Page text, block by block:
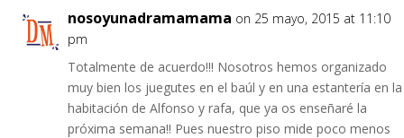
nosoyunadramamama on 25 mayo, 2015 at 11:10
pm
Totalmente de acuerdo!!! Nosotros hemos organizado
muy bien los juegutes en el baúl y en una estantería en la
habitación de Alfonso y rafa, que ya os enseñaré la
próxima semana!! Pues nuestro piso mide poco menos